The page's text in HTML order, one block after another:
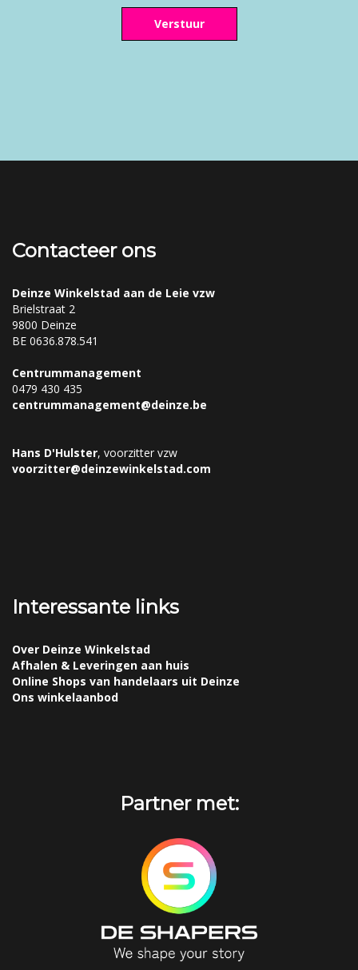
Verstuur
Contacteer ons
Deinze Winkelstad aan de Leie vzw
Brielstraat 2
9800 Deinze
BE 0636.878.541
Centrummanagement
0479 430 435
centrummanagement@deinze.be
Hans D'Hulster, voorzitter vzw
voorzitter@deinzewinkelstad.com
Interessante links
Over Deinze Winkelstad
Afhalen & Leveringen aan huis
Online Shops van handelaars uit Deinze
Ons winkelaanbod
Partner met: